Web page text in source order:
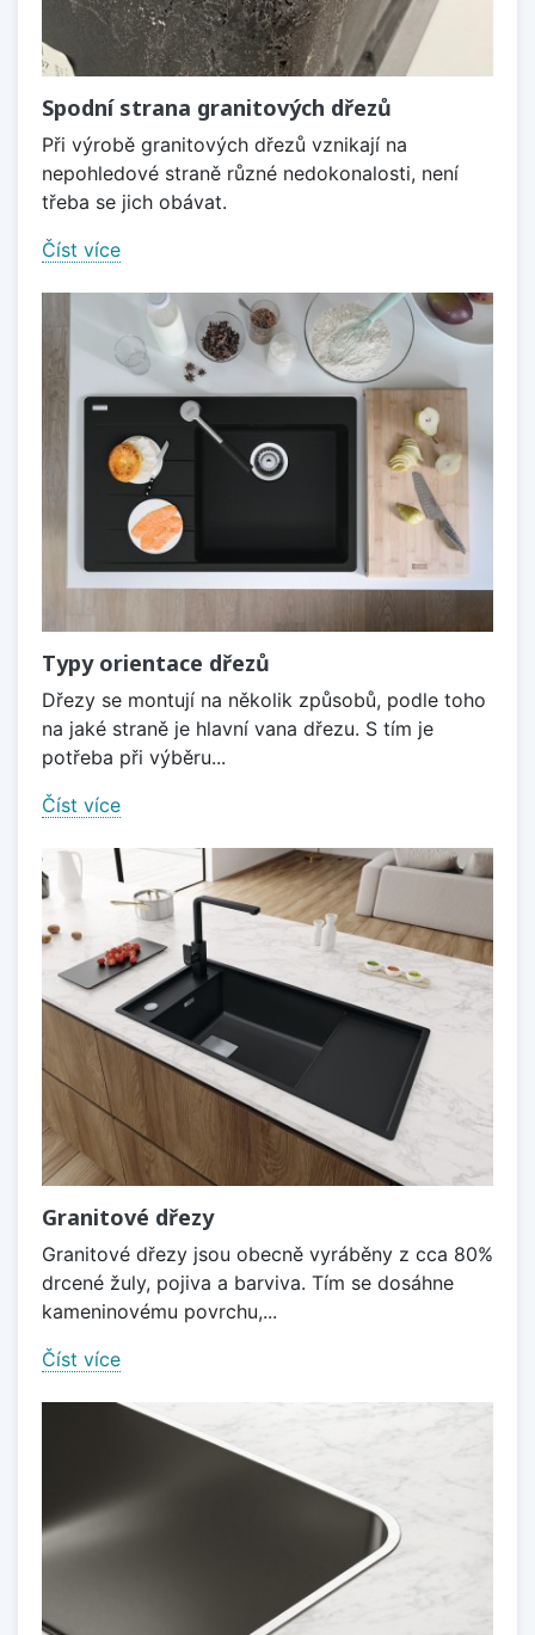
Spodní strana granitových dřezů
Při výrobě granitových dřezů vznikají na
nepohledové straně různé nedokonalosti, není
třeba se jich obávat.
Číst více
Typy orientace dřezů
Dřezy se montují na několik způsobů, podle toho
na jaké straně je hlavní vana dřezu. S tím je
potřeba při výběru...
Číst více
Granitové dřezy
Granitové dřezy jsou obecně vyráběny z cca 80%
drcené žuly, pojiva a barviva. Tím se dosáhne
kameninovému povrchu,...
Číst více